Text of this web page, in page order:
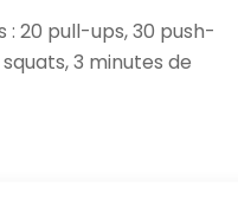
: 20 pull-ups, 30 push-
3 minutes de